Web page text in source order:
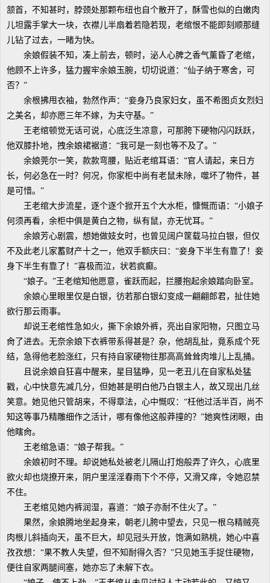
颔首，不知甚时，脖颈处那颗布纽也自个散开了，酥雪也似的白嫩肉
儿坦露手掌大一块，衣襟儿半扇着若隐若现，老绾恨不能即刻顺那缝
儿钻了过去，一睹为快。
余娘假装不知，凑上前去，顿时，泌人心脾之香气薰昏了老绾，
他顾不上许多，猛力握牢余娘玉腕，切切说道：“仙子纳于寒舍，可
否？”
余根拂甩衣袖，勃然作声：“妾身乃良家妇女，虽不希图贞女烈妇
之美名，却亦愿三年不嫁，为夫守基。”
王老绾顿觉无话可说，心底泛生凉意，可那胯下硬物闪闪跃跃，
他双膝扑地，拽余娘裙裾道：“我可是一刻也等不及了。”
余娘莞尔一笑，款款弯腰，贴近老绾耳语：“官人请起，来日方
长，何必急在一时？何况，你家柜中尚有老鼠未除，噬坏了物件，甚
是可惜。”
王老绾大步流星，逐个逐个掀开五个大水柜，慷慨而语：“小娘子
何须再看，余柜中俱是黄白之物，纵有鼠，亦无忧耳。”
余娘芳心剧震，想她做妓女时，也曾见阔户筐载马拉白银，但仅
不及此老儿家蓄财产十之一，他双手额庆曰：“妾身下半生有靠了！妾
身下半生有靠了！”喜极而泣，状若疯癫。
“娘子。”王老绾知他愿意，雀跃而起，拦腰抱起余娘踏向卧室。
余娘心里眼里仅是白银，彷若那白银幻变成一翩翩郎君，扯住她
欲行那云雨事。
却说王老绾性急如火，撕下余娘外裤，亮出自家阳物，只图立马
肏了进去。无奈余娘下衣裤带系得甚是？杂，他胡乱扯，竟系成个死
结，急得他老脸涨红，只有持自家硬物往那高高耸耸肉堆儿上乱捅。
且说余娘自狂喜中醒来，星目猛睁，见一老丑儿在自家私处猛
戳，心中快意先减几分，但她甚是明白他乃白银主人，故又现出几丝
笑意。她见他只管胡来，不得章法，心中慨叹：“枉他过活半百，尚不
知这等事乃精雕细作之活计，哪有像他这般莽撞的？”她爽性闭眼，由
他瞎肏。
王老绾急语：“娘子帮我。”
余娘初时不理。却说她私处被老儿隔山打炮般弄了许久，心底里
欲火却也烧撩开来，阴户里淫淫春雨下个不停，又滑又痒，令她忍禁
不住。
王老绾见她内裤润湿，喜道：“娘子亦耐不住火了。”
果然，余娘腾地坐起身来，朝老儿胯中望去，只见一根乌精贼亮
肉根儿斜插向天，虽不巨大，却见冠头开放，饱满如熟桃，她心中喜
孜孜想：“果不教人失望，但不知耐得久否？”只见她玉手捉住硬物，
便往自家两腿间塞，她亦忘了未解下衣。